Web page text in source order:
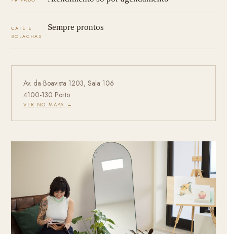
CAFÉ E
BOLACHAS
Sempre prontos
Av. da Boavista 1203, Sala 106
4100-130 Porto
VER NO MAPA →